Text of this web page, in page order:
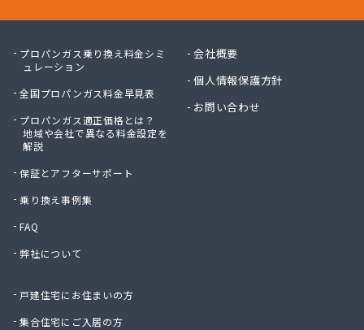
日石ガス株式会社長野営業所
NX商事株式会社 長野支店 長野LPガス販売所
冨士クラスタ株式会社 佐久平営業所
冨士クラスタ株式会社 松本営業所
冨士クラスタ株式会社 長野支店
望月ガス株式会社
北信ガス株式会社 上田営業所
北信ガス株式会社 松本営業所
北信石油ガス株式会社
北村商店
北野プロパン住設
堀川産業株式会社 上田営業所
プロパンガス乗り換え料金シミ
ュレーション
全国プロパンガス料金早見表
プロパンガス適正価格とは？
地域や会社で異なる料金設定を
解説
保証とアフターサポート
乗り換え事例集
FAQ
弊社について
戸建住宅にお住まいの方
集合住宅にご入居の方
会社概要
個人情報保護方針
お問い合わせ